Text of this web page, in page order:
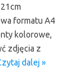
formatu A4
kolorowe,
zdjęcia z
dalej »